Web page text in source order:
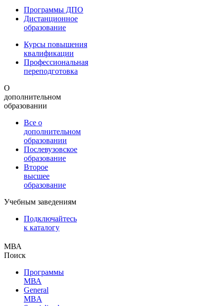
Программы ДПО
Дистанционное
образование
Курсы повышения
квалификации
Профессиональная
переподготовка
О
дополнительном
образовании
Все о
дополнительном
образовании
Послевузовское
образование
Второе
высшее
образование
Учебным заведениям
Подключайтесь
к каталогу
МВА
Поиск
Программы
МВА
General
MBA